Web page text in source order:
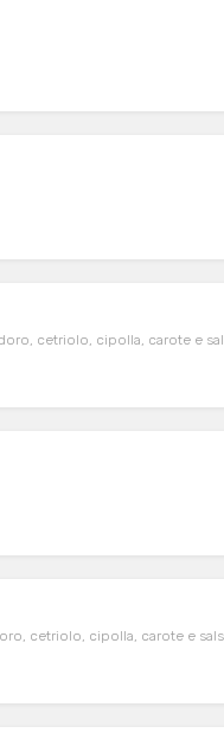
cetriolo, cipolla, carote e
cetriolo, cipolla, carote e